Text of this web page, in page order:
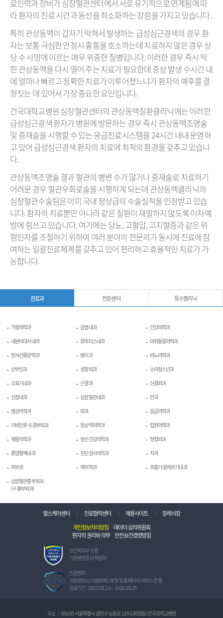
료인력과 장비가 심장혈관센터에서 서로 유기적으로 연계됨에 따
라 환자의 진료 시간과 동선을 최소화하는 장점을 가지고 있습니다.
특히 관상동맥이 갑자기 막혀서 발생하는 급성심근경색의 경우 환
자는 보통 극심한 안정시 흉통을 호소하는데 치료하지 않은 경우 상
당 수 사망에 이르는 매우 위중한 질병입니다. 이러한 경우 즉시 막
힌 관상동맥을 다시 열어 주는 치료가 필요한데 증상 발생 수시간 내
에 얼마나 빠르고 정확한 치료가 이루어졌느냐가 환자의 예후를 결
정짓는 데 있어서 가장 중요한 요인입니다.
건국대학교병원 심장혈관센터의 관상동맥질환클리닉에는 이러한
급성심근경색 환자가 병원에 방문하는 경우 즉시 관상동맥조영술
및 중재술을 시행할 수 있는 응급진료시스템을 24시간 내내 운영하
고 있어 급성심근경색 환자의 치료에 최적의 환경을 갖추고 있습니
다.
관상동맥조영술 결과 혈관의 병변 수가 많거나 중재술로 치료하기
어려운 경우 혈관우회로술을 시행하게 되는데 관상동맥클리닉의
심장혈관수술팀은 이미 국내 정상급의 수술실적을 인정받고 있습
니다.환자의 치료뿐만 아니라 같은 질환이 재발하지 않도록 이차예
방에 힘쓰고 있습니다. 여기에는 당뇨, 고혈압, 고지혈증과 같은 위
험인자를 조절하기 위하여 여러 분야의 전문의가 동시에 진료에 참
여하는 일괄진료체계를 갖추고 있어 편리하고 효율적인 치료가 가
능합니다.
진료과 전문센터 특수클리닉
가정의학과 감염내과
건강의학과
내분비대사내과
류마티스내과
마취통증의학과
방사선종양학과
병리과
비뇨의학과
산부인과
성형외과
소아청소년과
소화기내과
신경과
신경외과
신장내과
심장혈관내과
안과
영상의학과
외과
응급의학과
이비인후-두경부외과
임상약리학과
입원의학과
재활의학과
정신건강의학과
정형외과
종양혈액내과
진단검사의학과
치과
피부과
핵의학과
호흡기-알레르기내과
심장혈관흉부외과
(구 흉부외과)
헬스케어센터 진료협력센터 채용사이트
장례식장
개인정보처리방침
데이터 심의위원회
환자의 권리와 의무
안전보건경영방침
보
건
복
지
부
인
관
보건복지부 인증
기관생명윤리 위원회
정
보
보
리
인증범위 :
의료정보시스템(EMR, OCS) 및 홈페이지 서비스 운영
유효기간 : 2023.08.26 ~ 2026.08.25
주소 : 05030 서울특별시 광진구 능동로 120-1(화양동) 건국대학교병원